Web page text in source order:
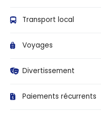
Transport local
Voyages
Divertissement
Paiements récurrents